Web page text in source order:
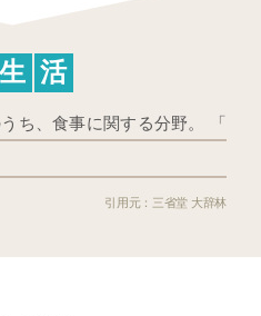
生 活
ち、食事に関する分野。 「
三省堂 大辞林